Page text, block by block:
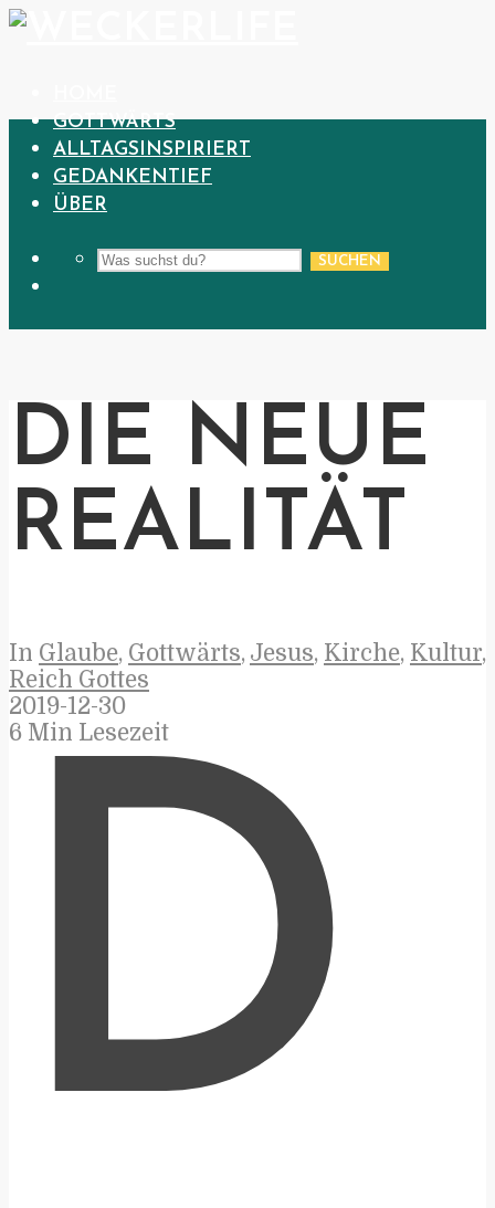
GOTTWÄRTS
ALLTAGSINSPIRIERT
GEDANKENTIEF
ÜBER
SUCHEN
DIE NEUE
REALITÄT
In Glaube, Gottwärts, Jesus, Kirche, Kultur,
Reich Gottes
2019-12-30
6 Min Lesezeit
D